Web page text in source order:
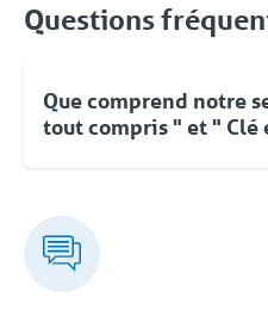
Questions
Que comprend notre
tout compris " et " Clé
fourniture
des conseils d'experts,
livraison clé en main
solutions. Même après la